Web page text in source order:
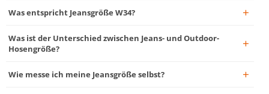
Was entspricht Jeansgröße W34?
Was ist der Unterschied zwischen Jeans- und Outdoor-
Hosengröße?
Wie messe ich meine Jeansgröße selbst?